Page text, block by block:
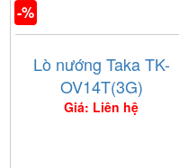
-%
Lò nướng Taka TK-
OV14T(3G)
Giá: Liên hệ